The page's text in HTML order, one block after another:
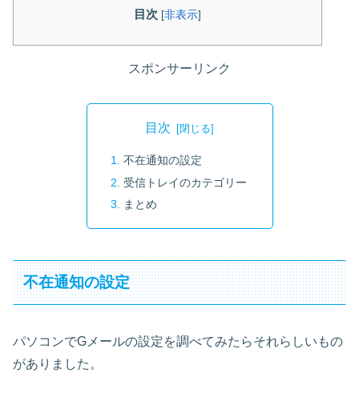
目次 [非表示]
スポンサーリンク
目次
不在通知の設定
受信トレイのカテゴリー
まとめ
不在通知の設定
パソコンでGメールの設定を調べてみたらそれらしいもの
がありました。